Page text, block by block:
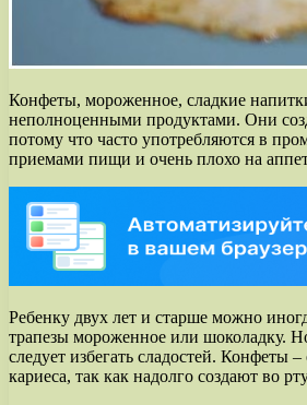
Конфеты, мороженное, сладкие
неполноценными продуктами. Они
потому что часто употребляются в
приемами пищи и очень плохо на
Ребенку двух лет и старше можно
трапезы мороженное или шоколадку.
следует избегать сладостей. Конфеты
кариеса, так как надолго создают во